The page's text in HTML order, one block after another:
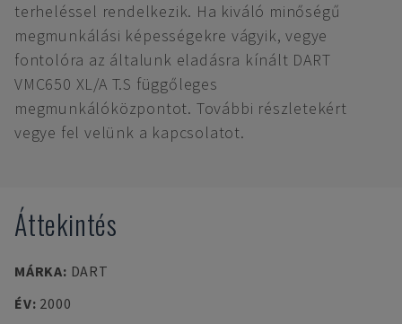
terheléssel rendelkezik. Ha kiváló minőségű
megmunkálási képességekre vágyik, vegye
fontolóra az általunk eladásra kínált DART
VMC650 XL/A T.S függőleges
megmunkálóközpontot. További részletekért
vegye fel velünk a kapcsolatot.
Áttekintés
MÁRKA: DART
ÉV: 2000